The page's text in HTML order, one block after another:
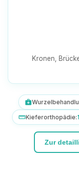
Kronen,
medical_services
straightenKieferorthopädie:
Zur